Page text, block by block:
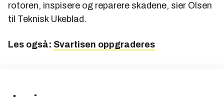
rotoren, inspisere og reparere skadene, sier Olsen
til Teknisk Ukeblad.
Les også: Svartisen oppgraderes